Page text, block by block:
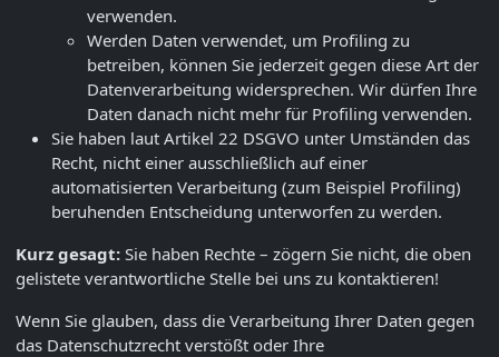
verwenden.
Werden Daten verwendet, um Profiling zu
betreiben, können Sie jederzeit gegen diese Art der
Datenverarbeitung widersprechen. Wir dürfen Ihre
Daten danach nicht mehr für Profiling verwenden.
Sie haben laut Artikel 22 DSGVO unter Umständen das
Recht, nicht einer ausschließlich auf einer
automatisierten Verarbeitung (zum Beispiel Profiling)
beruhenden Entscheidung unterworfen zu werden.
Kurz gesagt: Sie haben Rechte – zögern Sie nicht, die oben
gelistete verantwortliche Stelle bei uns zu kontaktieren!
Wenn Sie glauben, dass die Verarbeitung Ihrer Daten gegen
das Datenschutzrecht verstößt oder Ihre